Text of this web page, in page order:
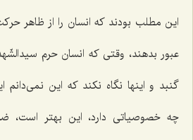
این مطلب بودند كه انسان را از ظاهر
عبور بدهند، وقتی كه انسان حرم
گنبد و اینها نگاه نكند كه این
چه خصوصیاتی دارد، این بهتر است،